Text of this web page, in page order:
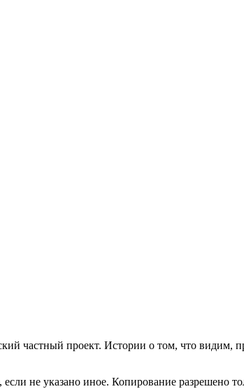
частный проект. Истории о том, что видим,
не указано иное. Копирование разрешено